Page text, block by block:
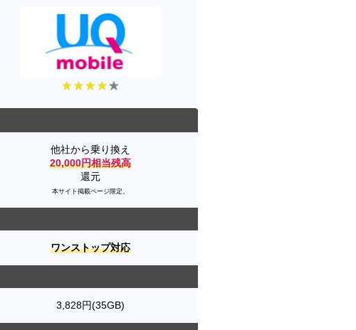
他社から乗り換え
20,000円相当残高
還元
本サイト掲載ページ限定。
ワンストップ対応
3,828円(35GB)